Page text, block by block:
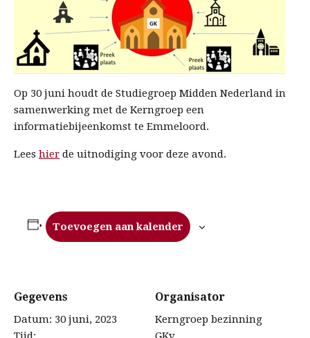
Op 30 juni houdt de Studiegroep Midden Nederland in
samenwerking met de Kerngroep een
informatiebijeenkomst te Emmeloord.
Lees hier de uitnodiging voor deze avond.
Toevoegen aan kalender
Gegevens
Datum: 30 juni, 2023
Organisator
Kerngroep bezinning